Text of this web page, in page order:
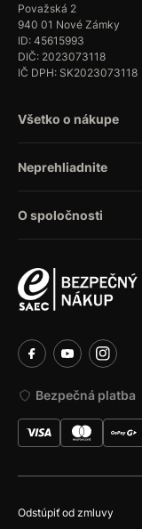
Považská 2
940 01 Nové Zámky
ID: 45615993
DIČ: 2023073118
IČ DPH: SK2023073118
Všetko o nákupe
Neprehliadnite
O spoločnosti
Bezpečná platba
Odstúpiť od zmluvy